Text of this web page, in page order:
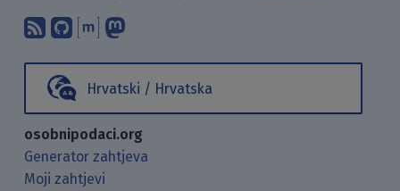
Pretplati se na naš blog koristeći
Pronađi nas na GitHubu.
Raspravljaj s nama putem
Hrvatski / Hrvatska
osobnipodaci.org
Generator zahtjeva
Moji zahtjevi